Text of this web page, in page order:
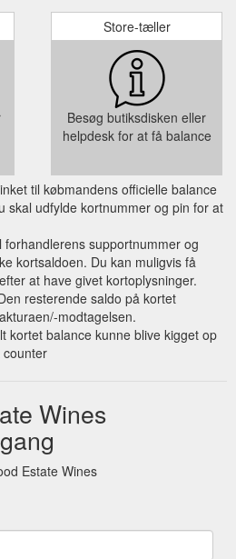
Store-tæller
Besøg butiksdisken eller
helpdesk for at få balance
til købmandens officielle balance
skal udfylde kortnummer og pin for at
forhandlerens supportnummer og
kortsaldoen. Du kan muligvis få
at have givet kortoplysninger.
resterende saldo på kortet
modtagelsen.
kortet balance kunne blive kigget op
counter
Wines
Estate Wines